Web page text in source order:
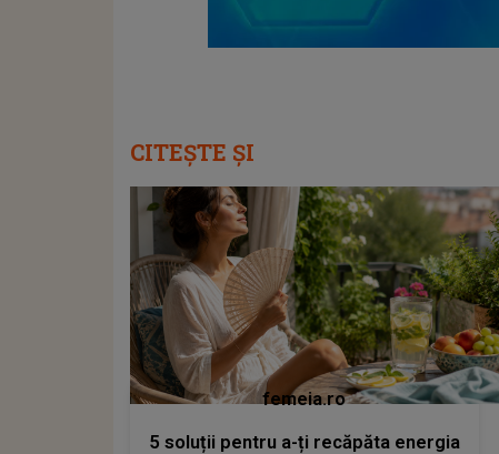
CITEȘTE ȘI
femeia.ro
5 soluții pentru a-ți recăpăta energia